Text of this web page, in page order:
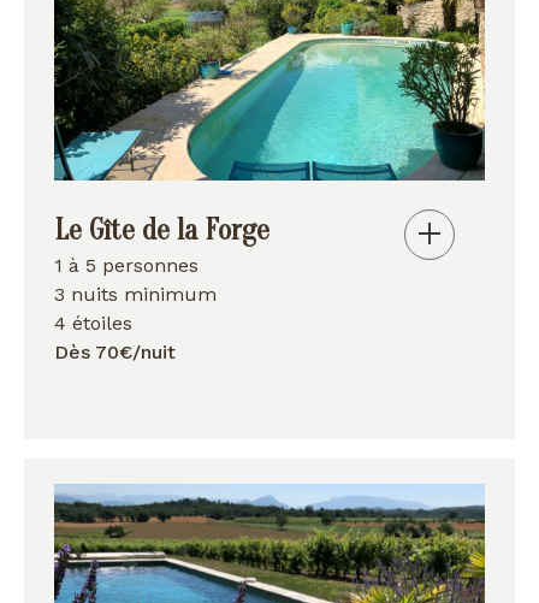
Le Gîte de la Forge
1 à 5 personnes
3 nuits minimum
4 étoiles
Dès 70€/nuit